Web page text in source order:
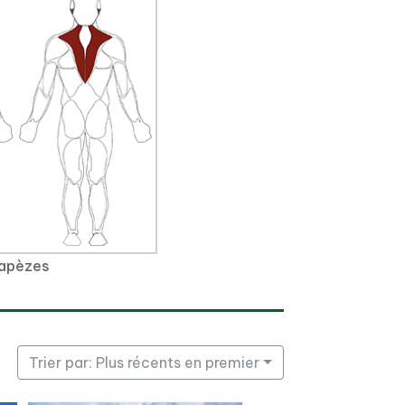
Trier par: Plus récents en premier